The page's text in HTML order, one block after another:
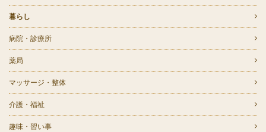
暮らし
病院・診療所
薬局
マッサージ・整体
介護・福祉
趣味・習い事